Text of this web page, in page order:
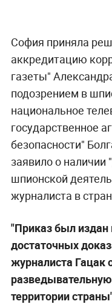
София приняла
аккредитацию
газеты"
подозрением в
национальное
государственное
безопасности"
заявило о
шпионской
журналиста в
"Приказ был издан
достаточных
журналиста Гацак
территории